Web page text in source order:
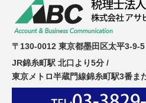
〒130-0012 東京都墨田区太平3-9-
JR錦糸町駅 北口より5分 /
東京メトロ半蔵門線錦糸町駅3番ま